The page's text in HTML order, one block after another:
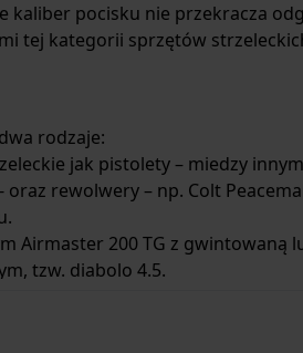
kaliber pocisku nie przekracza
tej kategorii sprzętów
rodzaje:
jak pistolety – miedzy
rewolwery – np. Colt
Airmaster 200 TG z gwintowaną
tzw. diabolo 4.5.